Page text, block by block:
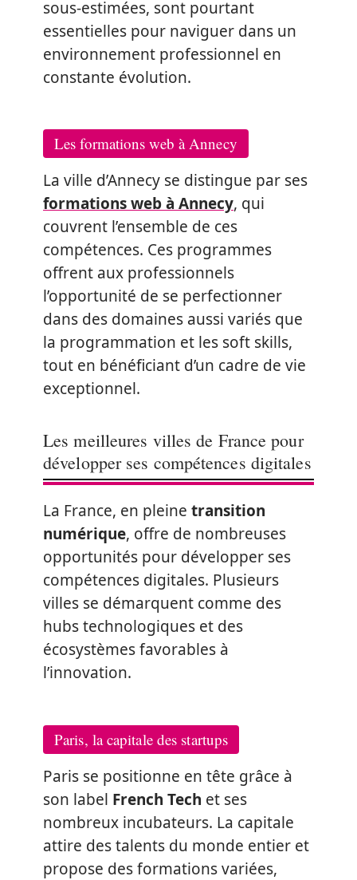
sous-estimées, sont pourtant
essentielles pour naviguer dans un
environnement professionnel en
constante évolution.
Les formations web à Annecy
La ville d’Annecy se distingue par ses
formations web à Annecy, qui
couvrent l’ensemble de ces
compétences. Ces programmes
offrent aux professionnels
l’opportunité de se perfectionner
dans des domaines aussi variés que
la programmation et les soft skills,
tout en bénéficiant d’un cadre de vie
exceptionnel.
Les meilleures villes de France pour
développer ses compétences digitales
La France, en pleine transition
numérique, offre de nombreuses
opportunités pour développer ses
compétences digitales. Plusieurs
villes se démarquent comme des
hubs technologiques et des
écosystèmes favorables à
l’innovation.
Paris, la capitale des startups
Paris se positionne en tête grâce à
son label French Tech et ses
nombreux incubateurs. La capitale
attire des talents du monde entier et
propose des formations variées,